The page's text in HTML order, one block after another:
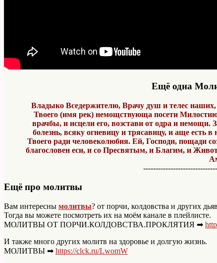
Ещё одна
Владыко Вседержителю, Врачу душ и телес
Твоего (имя рек) немощствующа посети
врачбы, и исцели его, возстави от одра и немощи.
болезнь, всяку огневицу и трясавицу, и аще есть
Твоего ради человеколюбия. Ей, Господи, пощади
благословен еси, и со Пресвятым, и Благим, и
Ещё про молитвы
Вам интересны молитвы? от порчи, колдовства и других
Тогда вы можете посмотреть их на моём канале в плейлисте.
МОЛИТВЫ ОТ ПОРЧИ.КОЛДОВСТВА.ПРОКЛЯТИЯ ➡
И также много других молитв на здоровье и долгую жизнь.
МОЛИТВЫ ➡ https://clck.ru/LwomW